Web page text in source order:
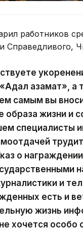
работников
Справедливого,
азамат», а
самым вы
образа жизни и
специалисты
о
и
есть и
жизнь
хочется